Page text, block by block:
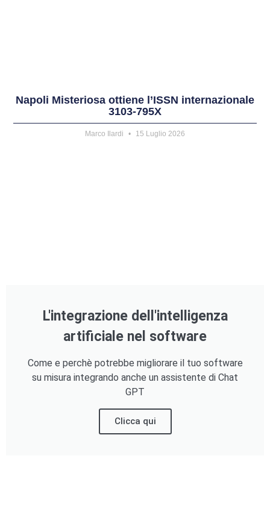
Napoli Misteriosa ottiene l’ISSN internazionale
3103-795X
Marco Ilardi 15 Luglio 2026
L'integrazione dell'intelligenza
artificiale nel software
Come e perchè potrebbe migliorare il tuo software
su misura integrando anche un assistente di Chat
GPT
Clicca qui